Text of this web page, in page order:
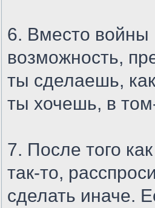
6. Вместо войны
возможность,
ты сделаешь,
ты хочешь, в
7. После того
так-то,
сделать иначе.